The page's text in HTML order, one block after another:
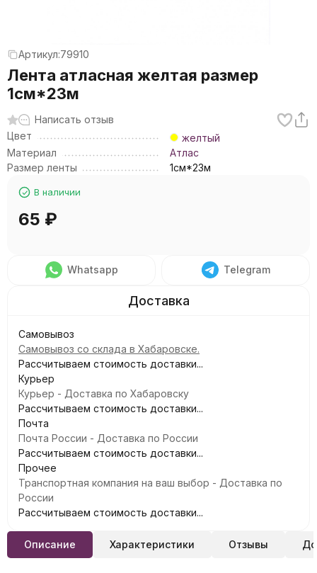
Артикул:79910
Лента атласная желтая размер
1см*23м
Написать отзыв
Цвет
желтый
Материал
Атлас
Размер ленты
1см*23м
В наличии
65 ₽
Whatsapp Telegram
Самовывоз
Самовывоз со склада в Хабаровске.
Рассчитываем стоимость доставки...
Курьер
Курьер - Доставка по Хабаровску
Рассчитываем стоимость доставки...
Почта
Почта России - Доставка по России
Рассчитываем стоимость доставки...
Прочее
Транспортная компания на ваш выбор - Доставка по
России
Рассчитываем стоимость доставки...
Описание Характеристики Отзывы